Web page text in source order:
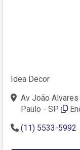
Idea Decor
Av João
Paulo - SP
(11) 5533-5992